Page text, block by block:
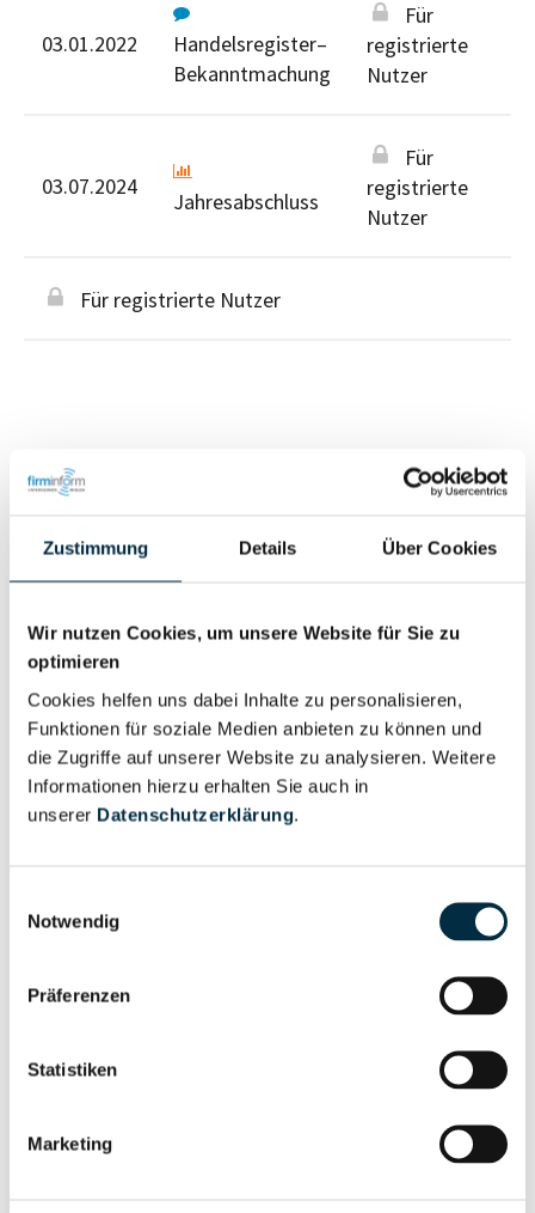
Zustimmung Details Über Cookies
Wir nutzen Cookies, um unsere Website für Sie zu
optimieren
Cookies helfen uns dabei Inhalte zu personalisieren,
Funktionen für soziale Medien anbieten zu können und
die Zugriffe auf unserer Website zu analysieren. Weitere
Informationen hierzu erhalten Sie auch in
unserer Datenschutzerklärung.
Notwendig
Präferenzen
Statistiken
Marketing
03.01.2022
Handelsregister–
Bekanntmachung
Für
registrierte
Nutzer
03.07.2024
Jahresabschluss
Für
registrierte
Nutzer
Für registrierte Nutzer
Personen im Unternehmen
Wirtschaftlich
Berechtigter
Vollständiges
Unternehmensprofil
anfragen
Vollständiges
Unternehmensprofil
Vollständiges